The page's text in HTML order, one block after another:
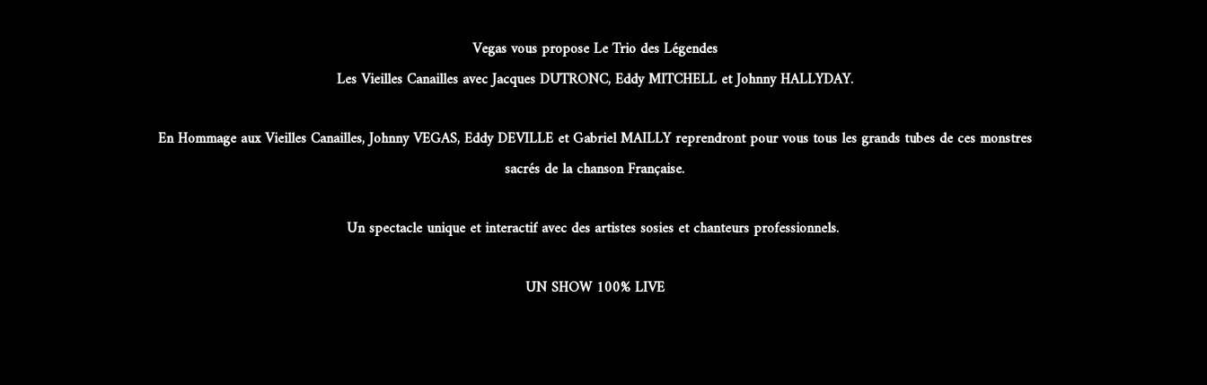
Vegas vous proposeLe Trio des Légendes
Les Vieilles Canailles avec Jacques DUTRONC, Eddy MITCHELL et Johnny HALLYDAY.
En Hommage aux Vieilles Canailles, Johnny VEGAS, Eddy DEVILLE et Gabriel MAILLY reprendront pour vous tous les grands tubes de ces monstres
sacrés de la chanson Française.
Un spectacle unique et interactif avec des artistes sosies et chanteurs professionnels.
UN SHOW 100% LIVE